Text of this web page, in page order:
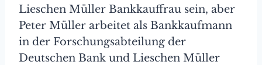
Lieschen Müller Bankkauffrau sein, aber
Peter Müller arbeitet als Bankkaufmann
in der Forschungsabteilung der
Deutschen Bank und Lieschen Müller